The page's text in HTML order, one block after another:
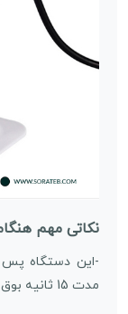
نکاتی مهم
-این دستگاه
مدت 15 ثانیه بوق می زند، اما سپس صدا کاملا متوقف می شود.